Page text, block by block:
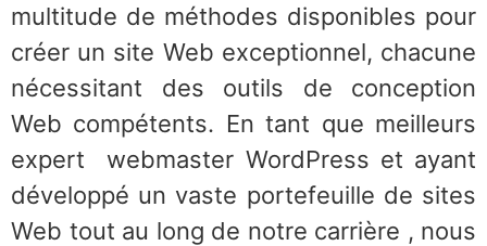
multitude de méthodes disponibles pour
créer un site Web exceptionnel, chacune
nécessitant des outils de conception
Web compétents. En tant que meilleurs
expert webmaster WordPress et ayant
développé un vaste portefeuille de sites
Web tout au long de notre carrière , nous